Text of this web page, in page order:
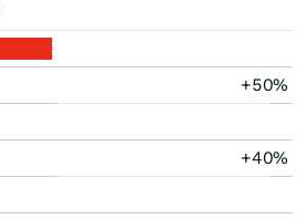
+50%
+40%